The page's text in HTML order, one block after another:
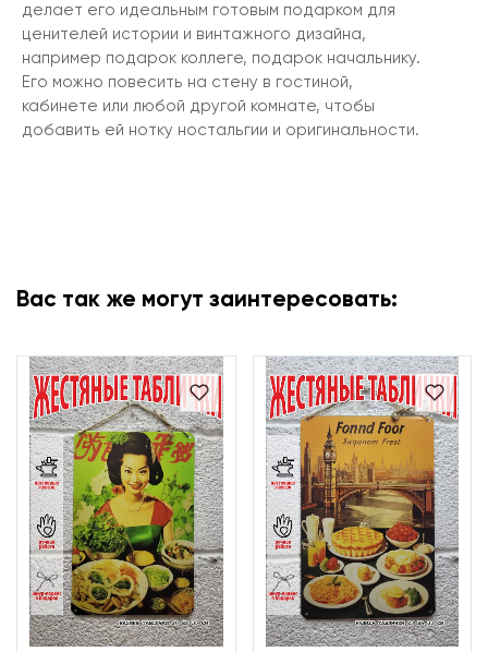
делает его идеальным готовым подарком для
ценителей истории и винтажного дизайна,
например подарок коллеге, подарок начальнику.
Его можно повесить на стену в гостиной,
кабинете или любой другой комнате, чтобы
добавить ей нотку ностальгии и оригинальности.
Вас так же могут заинтересовать: